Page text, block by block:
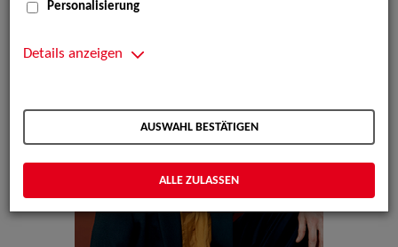
Personalisierung
Details anzeigen
AUSWAHL BESTÄTIGEN
ALLE ZULASSEN